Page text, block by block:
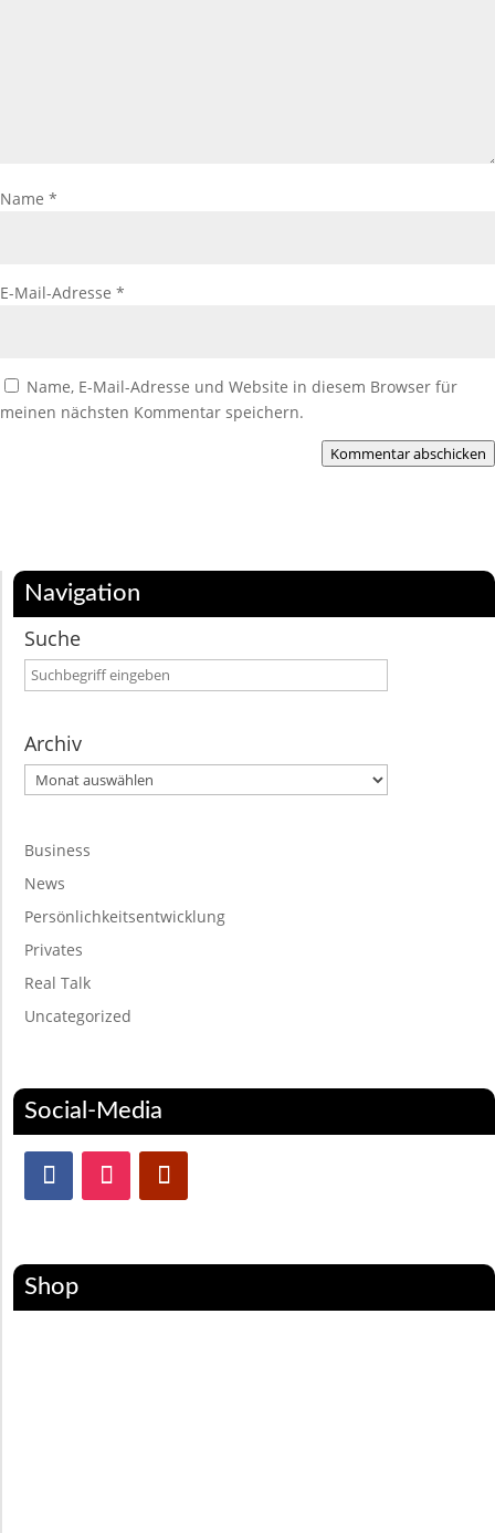
Name *
E-Mail-Adresse *
Name, E-Mail-Adresse und Website in diesem Browser für
meinen nächsten Kommentar speichern.
Kommentar abschicken
Navigation
Suche
Archiv
Archiv
Business
News
Persönlichkeitsentwicklung
Privates
Real Talk
Uncategorized
Social-Media
Shop